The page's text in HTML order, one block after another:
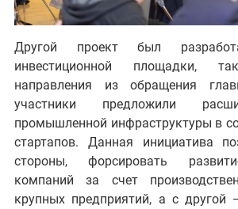
Другой проект был
инвестиционной площадки,
направления из обращения
участники предложили
промышленной инфраструктуры в
стартапов. Данная инициатива
стороны, форсировать
компаний за счет
крупных предприятий, а с другой